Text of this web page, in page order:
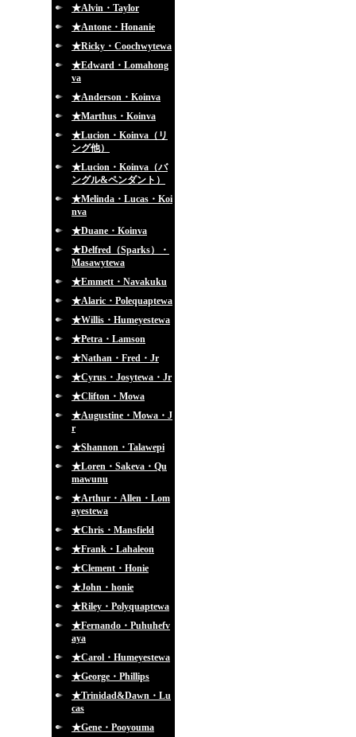
★Alvin・Taylor
★Antone・Honanie
★Ricky・Coochwytewa
★Edward・Lomahong
va
★Anderson・Koinva
★Marthus・Koinva
★Lucion・Koinva（リ
ング他）
★Lucion・Koinva（バ
ングル&ペンダント）
★Melinda・Lucas・Koi
nva
★Duane・Koinva
★Delfred（Sparks）・
Masawytewa
★Emmett・Navakuku
★Alaric・Polequaptewa
★Willis・Humeyestewa
★Petra・Lamson
★Nathan・Fred・Jr
★Cyrus・Josytewa・Jr
★Clifton・Mowa
★Augustine・Mowa・J
r
★Shannon・Talawepi
★Loren・Sakeva・Qu
mawunu
★Arthur・Allen・Lom
ayestewa
★Chris・Mansfield
★Frank・Lahaleon
★Clement・Honie
★John・honie
★Riley・Polyquaptewa
★Fernando・Puhuhefv
aya
★Carol・Humeyestewa
★George・Phillips
★Trinidad&Dawn・Lu
cas
★Gene・Pooyouma